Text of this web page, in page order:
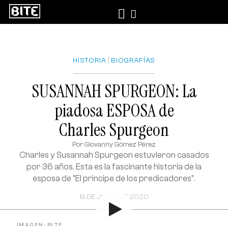
HISTORIA BIOGRAFÍAS
SUSANNAH SPURGEON: La
piadosa ESPOSA de
Charles Spurgeon
Por Giovanny Gómez Pérez
18 DE JUNIO DE 2020
Charles y Susannah Spurgeon estuvieron casados
por 36 años. Esta es la fascinante historia de la
esposa de "El principe de los predicadores".